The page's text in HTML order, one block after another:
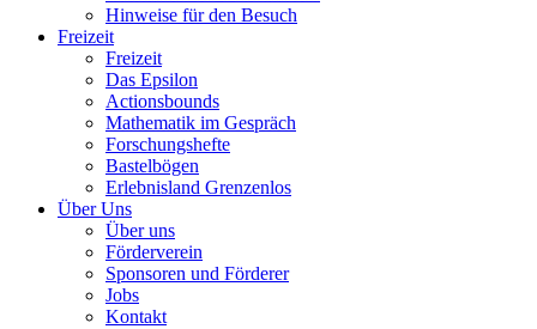
Hinweise für den Besuch
Freizeit
Freizeit
Das Epsilon
Actionsbounds
Mathematik im Gespräch
Forschungshefte
Bastelbögen
Erlebnisland Grenzenlos
Über Uns
Über uns
Förderverein
Sponsoren und Förderer
Jobs
Kontakt